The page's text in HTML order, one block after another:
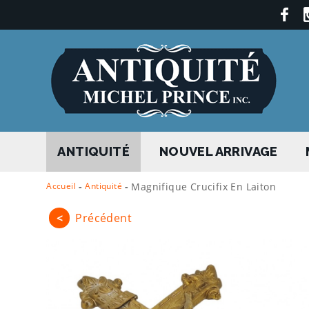
ANTIQUITÉ NOUVEL ARRIVAGE
Accueil - Antiquité - Magnifique Crucifix En Laiton
< Précédent